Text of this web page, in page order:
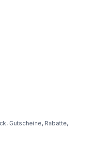
Gutscheine, Rabatte,